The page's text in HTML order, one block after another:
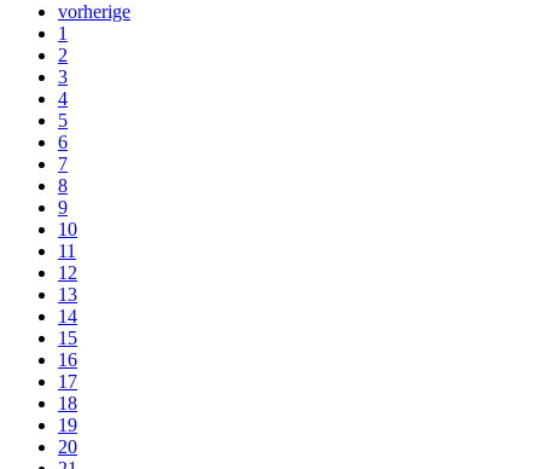
vorherige
1
2
3
4
5
6
7
8
9
10
11
12
13
14
15
16
17
18
19
20